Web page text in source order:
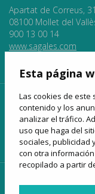
Esta página
Las cookies de
contenido y los
analizar el tráfico.
uso que haga del
sociales, publicidad
con otra
recopilado a partir
Apartat de Correus, 31
08100 Mollet del
900 13 00 14
www.sagales.com
inicio
líneas regulares
venta
acceso